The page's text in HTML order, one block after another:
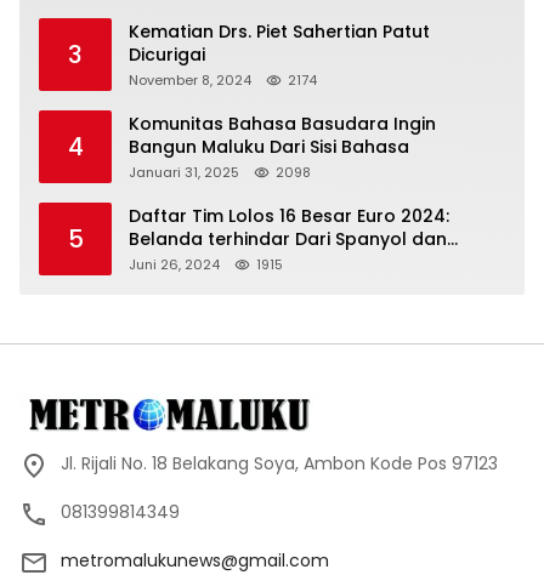
3
Kematian Drs. Piet Sahertian Patut
Dicurigai
November 8, 2024 2174
4
Komunitas Bahasa Basudara Ingin
Bangun Maluku Dari Sisi Bahasa
Januari 31, 2025 2098
5
Daftar Tim Lolos 16 Besar Euro 2024:
Belanda terhindar Dari Spanyol dan
Ingriss, Prancis Bertemu Belgia
Juni 26, 2024 1915
Jl. Rijali No. 18 Belakang Soya, Ambon Kode Pos 97123
081399814349
metromalukunews@gmail.com